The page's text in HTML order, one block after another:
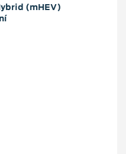
(mHEV)